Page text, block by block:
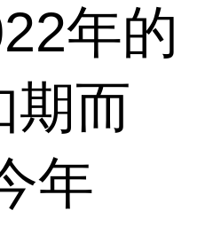
年的
期而
年